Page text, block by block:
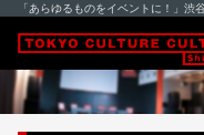
「あらゆるものをイベントに！」渋